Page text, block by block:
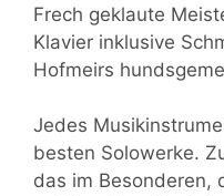
Frech geklaute
Klavier inklusive
Hofmeirs
Jedes
besten Solowerke.
das im Besonderen,